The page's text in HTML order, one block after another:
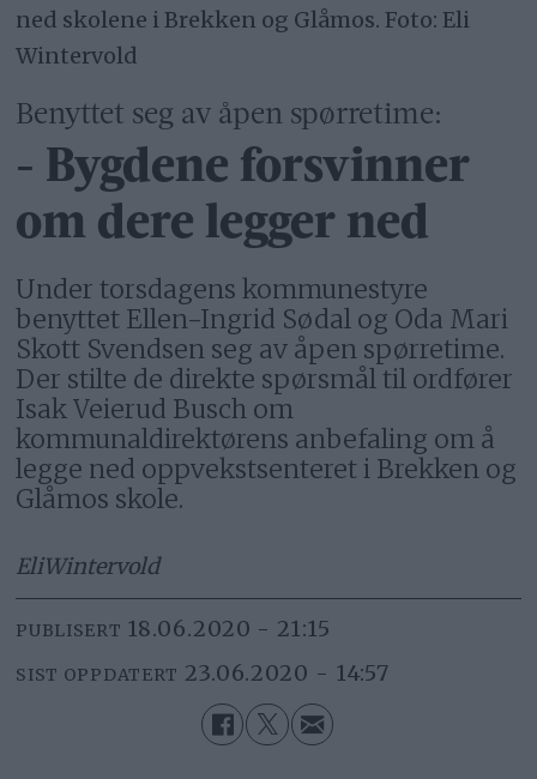
ned skolene i Brekken og Glåmos. Foto: Eli
Wintervold
Benyttet seg av åpen spørretime:
- Bygdene forsvinner
om dere legger ned
Under torsdagens kommunestyre
benyttet Ellen-Ingrid Sødal og Oda Mari
Skott Svendsen seg av åpen spørretime.
Der stilte de direkte spørsmål til ordfører
Isak Veierud Busch om
kommunaldirektørens anbefaling om å
legge ned oppvekstsenteret i Brekken og
Glåmos skole.
EliWintervold
PUBLISERT 18.06.2020 - 21:15
SIST OPPDATERT 23.06.2020 - 14:57